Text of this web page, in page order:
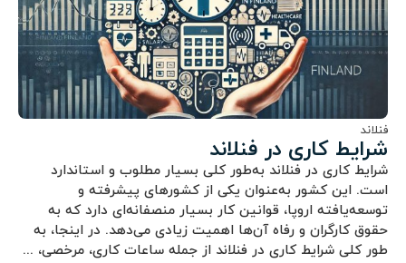
فنلاند
شرایط کاری در فنلاند
شرایط کاری در فنلاند به‌طور کلی بسیار مطلوب و استاندارد
است. این کشور به‌عنوان یکی از کشورهای پیشرفته و
توسعه‌یافته اروپا، قوانین کار بسیار منصفانه‌ای دارد که به
حقوق کارگران و رفاه آن‌ها اهمیت زیادی می‌دهد. در اینجا، به
طور کلی شرایط کاری در فنلاند از جمله ساعات کاری، مرخصی، ...